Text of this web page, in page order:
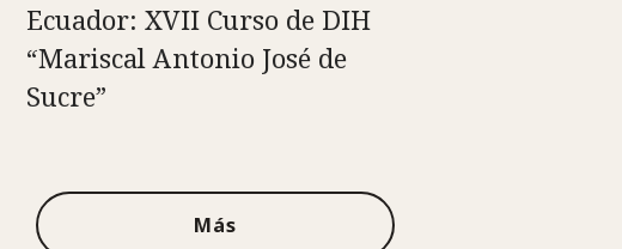
Ecuador: XVII Curso de DIH
“Mariscal Antonio José de
Sucre”
Más